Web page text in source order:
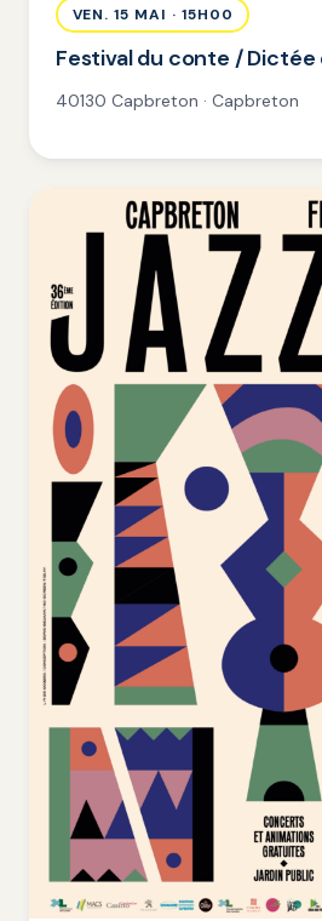
VEN. 15 MAI · 15H00
Festival du conte / Dictée
40130 Capbreton · Capbreton